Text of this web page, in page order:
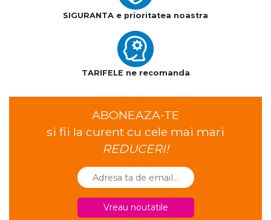
SIGURANTA e prioritatea noastra
TARIFELE ne recomanda
ABONEAZA-TE
si fii la curent cu cele mai mari
REDUCERI!
Vreau noutatile